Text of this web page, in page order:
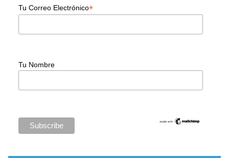
Tu Correo Electrónico*
Tu Nombre